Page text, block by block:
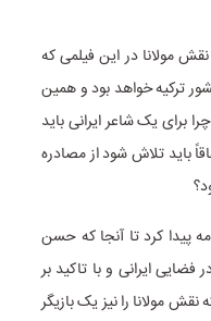
مولانا در این فیلمی که
ترکیه خواهد بود و همین
برای یک شاعر ایرانی باید
باید تلاش شود از مصادره
پیدا کرد تا آنجا که حسن
ایرانی و با تاکید بر
نقش مولانا را نیز یک بازیگر